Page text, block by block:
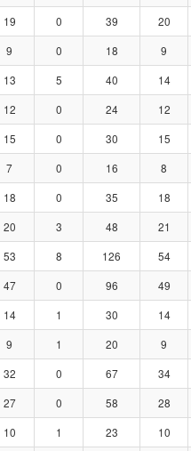
19 0 39 20
9 0 18 9
13 5 40 14
12 0 24 12
15 0 30 15
7 0 16 8
18 0 35 18
20 3 48 21
53 8 126 54
47 0 96 49
14 1 30 14
9 1 20 9
32 0 67 34
27 0 58 28
10 1 23 10